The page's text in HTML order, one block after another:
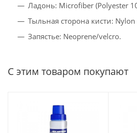
Ладонь: Microfiber (Polyester
Тыльная сторона кисти:
Запястье: Neoprene/velcro.
С этим товаром покупают